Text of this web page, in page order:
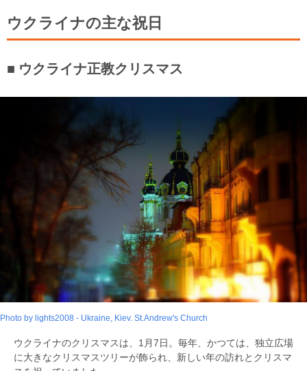
ウクライナの主な祝日
ウクライナ正教クリスマス
Photo by lights2008 - Ukraine, Kiev. St.Andrew's Church
ウクライナのクリスマスは、1月7日。毎年、かつては、独立広場
に大きなクリスマスツリーが飾られ、新しい年の訪れとクリスマ